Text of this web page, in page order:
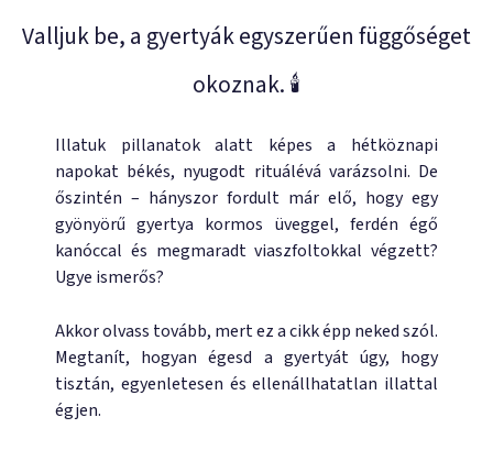
Valljuk be, a gyertyák egyszerűen függőséget
okoznak. 🕯️
Illatuk pillanatok alatt képes a hétköznapi
napokat békés, nyugodt rituálévá varázsolni. De
őszintén – hányszor fordult már elő, hogy egy
gyönyörű gyertya kormos üveggel, ferdén égő
kanóccal és megmaradt viaszfoltokkal végzett?
Ugye ismerős?
Akkor olvass tovább, mert ez a cikk épp neked szól.
Megtanít, hogyan égesd a gyertyát úgy, hogy
tisztán, egyenletesen és ellenállhatatlan illattal
égjen.